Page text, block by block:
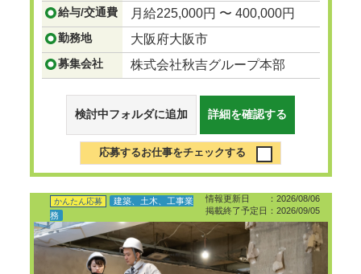
給与/交通費 月給225,000円 〜 400,000円
勤務地 大阪府大阪市
募集会社 株式会社秋吉グループ本部
検討中フォルダに追加 詳細を確認する
応募するお仕事をチェックする
情報更新日 ：2026/08/06
掲載終了予定日：2026/09/05
かんたん応募
建築、土木、工事業
務